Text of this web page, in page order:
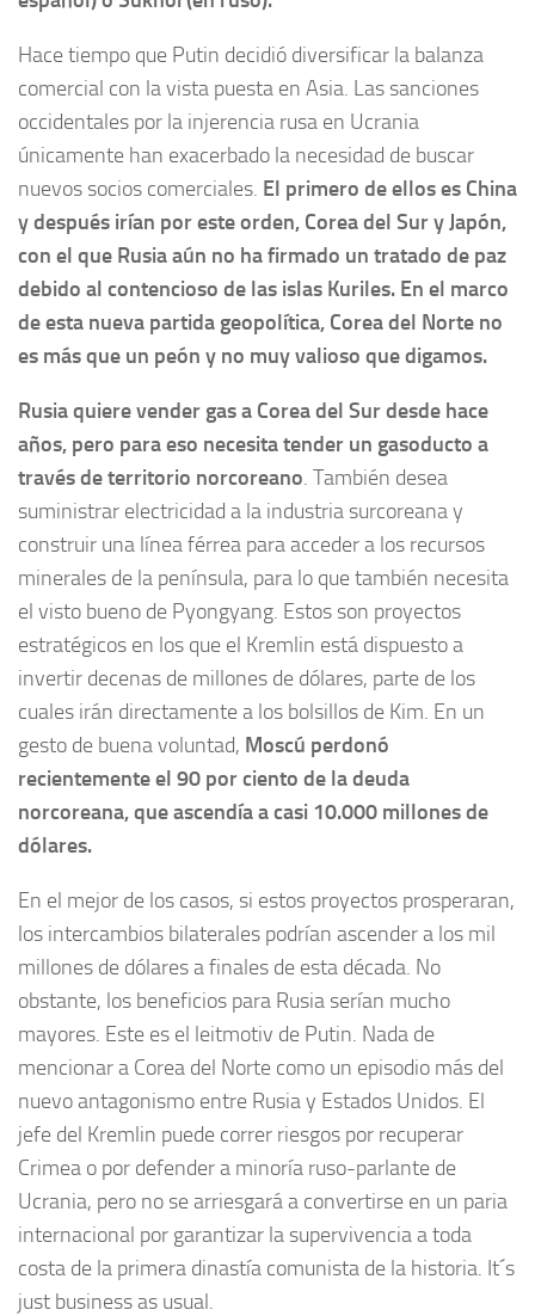
Hace tiempo que Putin decidió diversificar la balanza
comercial con la vista puesta en Asia. Las sanciones
occidentales por la injerencia rusa en Ucrania
únicamente han exacerbado la necesidad de buscar
nuevos socios comerciales. El primero de ellos es China
y después irían por este orden, Corea del Sur y Japón,
con el que Rusia aún no ha firmado un tratado de paz
debido al contencioso de las islas Kuriles. En el marco
de esta nueva partida geopolítica, Corea del Norte no
es más que un peón y no muy valioso que digamos.
Rusia quiere vender gas a Corea del Sur desde hace
años, pero para eso necesita tender un gasoducto a
través de territorio norcoreano. También desea
suministrar electricidad a la industria surcoreana y
construir una línea férrea para acceder a los recursos
minerales de la península, para lo que también necesita
el visto bueno de Pyongyang. Estos son proyectos
estratégicos en los que el Kremlin está dispuesto a
invertir decenas de millones de dólares, parte de los
cuales irán directamente a los bolsillos de Kim. En un
gesto de buena voluntad, Moscú perdonó
recientemente el 90 por ciento de la deuda
norcoreana, que ascendía a casi 10.000 millones de
dólares.
En el mejor de los casos, si estos proyectos prosperaran,
los intercambios bilaterales podrían ascender a los mil
millones de dólares a finales de esta década. No
obstante, los beneficios para Rusia serían mucho
mayores. Este es el leitmotiv de Putin. Nada de
mencionar a Corea del Norte como un episodio más del
nuevo antagonismo entre Rusia y Estados Unidos. El
jefe del Kremlin puede correr riesgos por recuperar
Crimea o por defender a minoría ruso-parlante de
Ucrania, pero no se arriesgará a convertirse en un paria
internacional por garantizar la supervivencia a toda
costa de la primera dinastía comunista de la historia. It´s
just business as usual.